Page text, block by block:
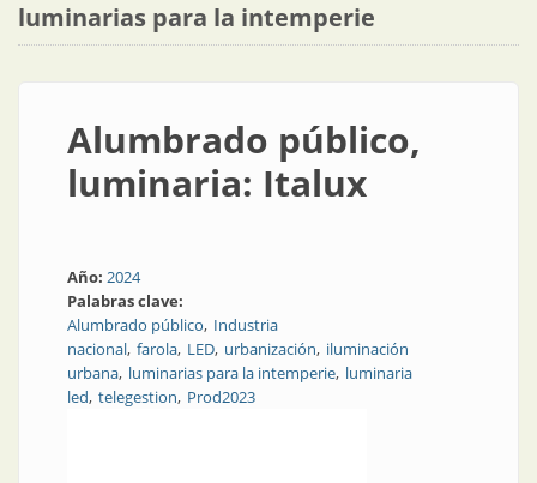
luminarias para la intemperie
Alumbrado público,
luminaria: Italux
Año: 2024
Palabras clave:
Alumbrado público Industria
nacional farola LED urbanización iluminación
urbana luminarias para la intemperie luminaria
led telegestion Prod2023